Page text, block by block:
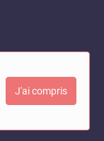
J'ai compris